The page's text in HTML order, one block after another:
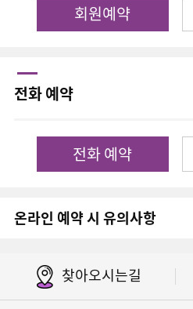
회원예약
전화 예약
전화 예약
온라인 예약 시 유의사항
찾아오시는길